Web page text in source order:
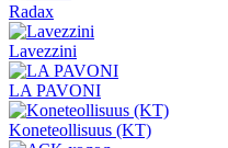
Radax
Lavezzini
LA PAVONI
Koneteollisuus (KT)